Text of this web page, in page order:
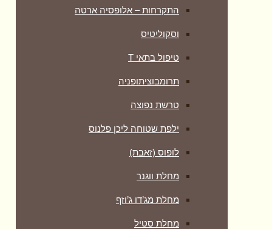
התקרחות – אלופסיה ארטה
וסקוליטיס
טיפול בתאי T
תרומבוציתופניה
טרשת נפוצה
ילפת שטוחה ליכן פלנוס
לופוס (זאבת)
מחלת ווגנר
מחלת מג’דו ג’וזף
מחלת סטיל